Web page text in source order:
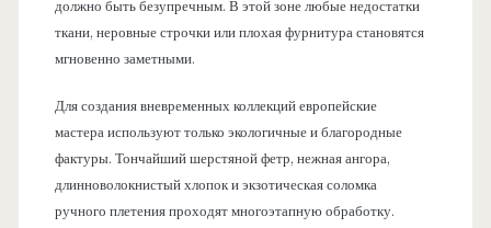
должно быть безупречным. В этой зоне любые недостатки
ткани, неровные строчки или плохая фурнитура становятся
мгновенно заметными.
Для создания вневременных коллекций европейские
мастера используют только экологичные и благородные
фактуры. Тончайший шерстяной фетр, нежная ангора,
длинноволокнистый хлопок и экзотическая соломка
ручного плетения проходят многоэтапную обработку.